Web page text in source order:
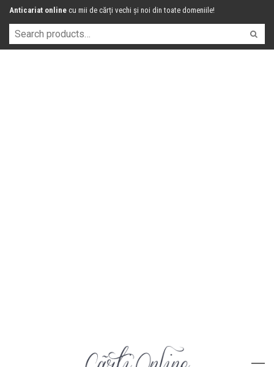
Anticariat online cu mii de cărți vechi și noi din toate domeniile!